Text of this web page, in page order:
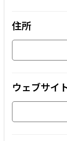
住所
ウェブサイ